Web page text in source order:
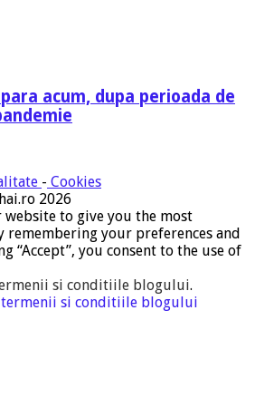
acum, dupa perioada de
- Cookies
2026
website to give you the most
remembering your preferences and
“Accept”, you consent to the use of
si conditiile blogului.
termenii si conditiile blogului